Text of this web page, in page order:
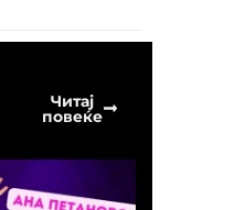
Читај
повеќе